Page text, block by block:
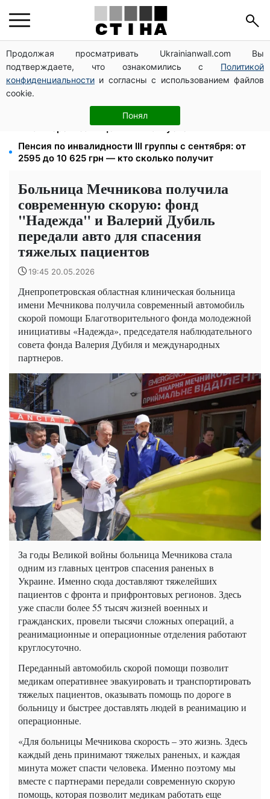
Продолжая просматривать Ukrainianwall.com Вы
подтверждаете, что ознакомились с Политикой
конфиденциальности и согласны с использованием файлов
cookie.
Понял
Зарплата 30 000 грн — пенсия 11 500 грн: ПФУ
объяснил формулу расчета выплат в 2026 году
Автобус №54 в Киеве восстановил движение по
собственному маршруту: курсируют с задержками
Яйца от 19,90 грн за десяток: АТБ, Сильпо, Varus и
Ашан переписали ценники в августе
Пенсия по инвалидности III группы с сентября: от
2595 до 10 625 грн — кто сколько получит
Больница Мечникова получила
современную скорую: фонд
"Надежда" и Валерий Дубиль
передали авто для спасения
тяжелых пациентов
19:45 20.05.2026
Днепропетровская областная клиническая больница
имени Мечникова получила современный автомобиль
скорой помощи Благотворительного фонда молодежной
инициативы «Надежда», председателя наблюдательного
совета фонда Валерия Дубиля и международных
партнеров.
За годы Великой войны больница Мечникова стала
одним из главных центров спасения раненых в
Украине. Именно сюда доставляют тяжелейших
пациентов с фронта и прифронтовых регионов. Здесь
уже спасли более 55 тысяч жизней военных и
гражданских, провели тысячи сложных операций, а
реанимационные и операционные отделения работают
круглосуточно.
Переданный автомобиль скорой помощи позволит
медикам оперативнее эвакуировать и транспортировать
тяжелых пациентов, оказывать помощь по дороге в
больницу и быстрее доставлять людей в реанимацию и
операционные.
«Для больницы Мечникова скорость – это жизнь. Здесь
каждый день принимают тяжелых раненых, и каждая
минута может спасти человека. Именно поэтому мы
вместе с партнерами передали современную скорую
помощь, которая позволит медикам работать еще